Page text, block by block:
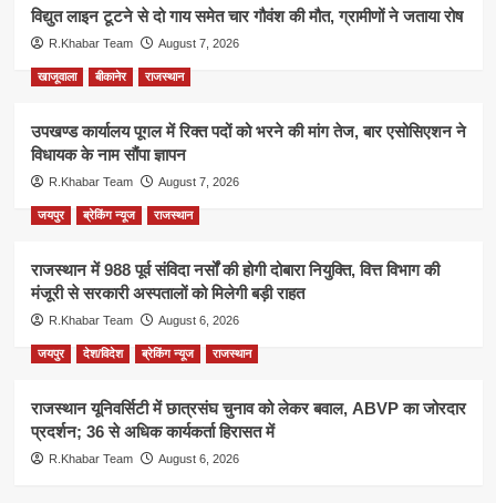
विद्युत लाइन टूटने से दो गाय समेत चार गौवंश की मौत, ग्रामीणों ने जताया रोष
R.Khabar Team August 7, 2026
खाजूवाला बीकानेर राजस्थान
उपखण्ड कार्यालय पूगल में रिक्त पदों को भरने की मांग तेज, बार एसोसिएशन ने
विधायक के नाम सौंपा ज्ञापन
R.Khabar Team August 7, 2026
जयपुर ब्रेकिंग न्यूज राजस्थान
राजस्थान में 988 पूर्व संविदा नर्सों की होगी दोबारा नियुक्ति, वित्त विभाग की
मंजूरी से सरकारी अस्पतालों को मिलेगी बड़ी राहत
R.Khabar Team August 6, 2026
जयपुर देश/विदेश ब्रेकिंग न्यूज राजस्थान
राजस्थान यूनिवर्सिटी में छात्रसंघ चुनाव को लेकर बवाल, ABVP का जोरदार
प्रदर्शन; 36 से अधिक कार्यकर्ता हिरासत में
R.Khabar Team August 6, 2026